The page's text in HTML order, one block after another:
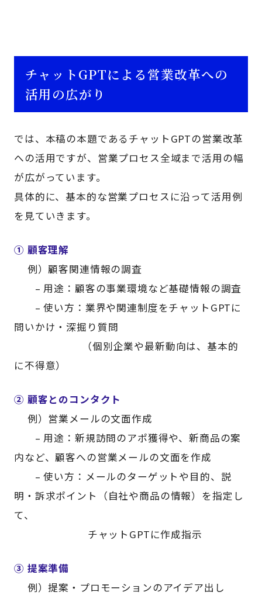
チャットGPTによる営業改革への
活用の広がり
では、本稿の本題であるチャットGPTの営業改革
への活用ですが、営業プロセス全域まで活用の幅
が広がっています。
具体的に、基本的な営業プロセスに沿って活用例
を見ていきます。
① 顧客理解
例）顧客関連情報の調査
– 用途：顧客の事業環境など基礎情報の調査
– 使い方：業界や関連制度をチャットGPTに
問いかけ・深掘り質問
（個別企業や最新動向は、基本的
に不得意）
② 顧客とのコンタクト
例）営業メールの文面作成
– 用途：新規訪問のアポ獲得や、新商品の案
内など、顧客への営業メールの文面を作成
– 使い方：メールのターゲットや目的、説
明・訴求ポイント（自社や商品の情報）を指定し
て、
チャットGPTに作成指示
③ 提案準備
例）提案・プロモーションのアイデア出し